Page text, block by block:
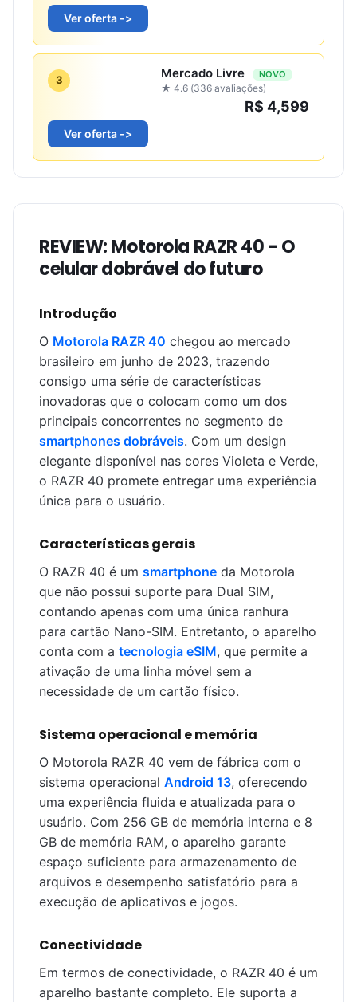
Ver oferta ->
3 Mercado Livre NOVO
★ 4.6 (336 avaliações)
R$ 4,599
Ver oferta ->
REVIEW: Motorola RAZR 40 - O
celular dobrável do futuro
Introdução
O Motorola RAZR 40 chegou ao mercado
brasileiro em junho de 2023, trazendo
consigo uma série de características
inovadoras que o colocam como um dos
principais concorrentes no segmento de
smartphones dobráveis. Com um design
elegante disponível nas cores Violeta e Verde,
o RAZR 40 promete entregar uma experiência
única para o usuário.
Características gerais
O RAZR 40 é um smartphone da Motorola
que não possui suporte para Dual SIM,
contando apenas com uma única ranhura
para cartão Nano-SIM. Entretanto, o aparelho
conta com a tecnologia eSIM, que permite a
ativação de uma linha móvel sem a
necessidade de um cartão físico.
Sistema operacional e memória
O Motorola RAZR 40 vem de fábrica com o
sistema operacional Android 13, oferecendo
uma experiência fluida e atualizada para o
usuário. Com 256 GB de memória interna e 8
GB de memória RAM, o aparelho garante
espaço suficiente para armazenamento de
arquivos e desempenho satisfatório para a
execução de aplicativos e jogos.
Conectividade
Em termos de conectividade, o RAZR 40 é um
aparelho bastante completo. Ele suporta a